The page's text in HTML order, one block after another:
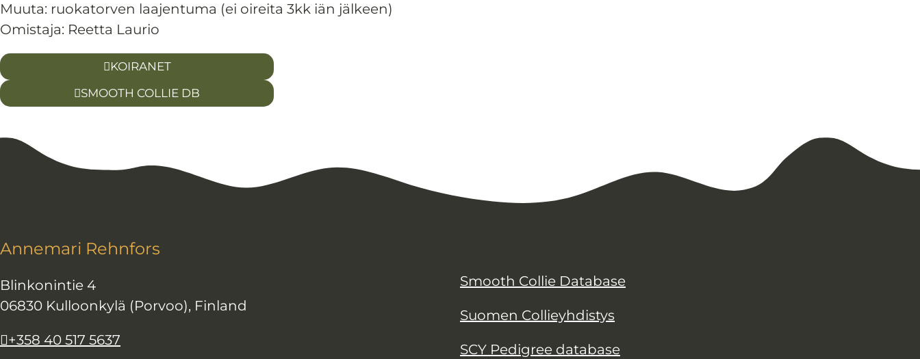
Muuta: ruokatorven laajentuma (ei oireita 3kk iän jälkeen)
Omistaja: Reetta Laurio
KOIRANET
SMOOTH COLLIE DB
Annemari Rehnfors
Blinkonintie 4
06830 Kulloonkylä (Porvoo), Finland
+358 40 517 5637
Smooth Collie Database
Suomen Collieyhdistys
SCY Pedigree database